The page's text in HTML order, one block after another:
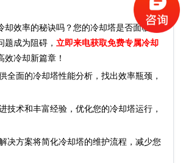
却效率的秘诀吗？您的冷却塔是否面临维
成为阻碍， 立即来电获取免费专属冷却
效冷却新篇章！
全面的冷却塔性能分析，找出效率瓶颈，
技术和丰富经验，优化您的冷却塔运行，
决方案将简化冷却塔的维护流程，减少您